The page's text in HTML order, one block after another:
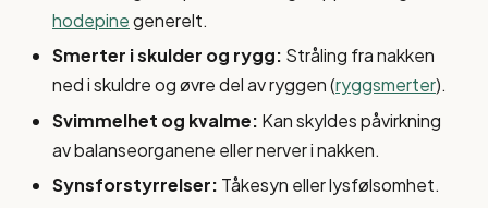
hodepinegenerelt.
Smerter i skulder og rygg: Stråling fra nakken
ned i skuldre og øvre del av ryggen (ryggsmerter).
Svimmelhet og kvalme: Kan skyldes påvirkning
av balanseorganene eller nerver i nakken.
Synsforstyrrelser: Tåkesyn eller lysfølsomhet.